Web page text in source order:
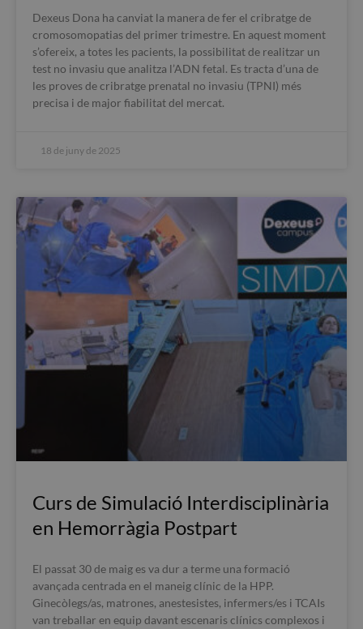
Dexeus Dona ha canviat la manera de fer el cribratge de
cromosomopatias del primer trimestre. En aquest moment
s’ofereix, a totes les pacients, la possibilitat de realitzar un
test no invasiu que analitza l’ADN fetal. Es tracta d’una de
les proves de cribratge prenatal no invasiu (TPNI) més
precisa i de major fiabilitat del mercat.
18 de juny de 2025
Curs de Simulació Interdisciplinària
en Hemorràgia Postpart
El passat 30 de maig es va dur a terme una formació
avançada centrada en el maneig clínic de la HPP.
Ginecòlegs/as, matrones, anestesistes, infermers/es i TCAIs
van treballar en equip davant escenaris clínics complexos i